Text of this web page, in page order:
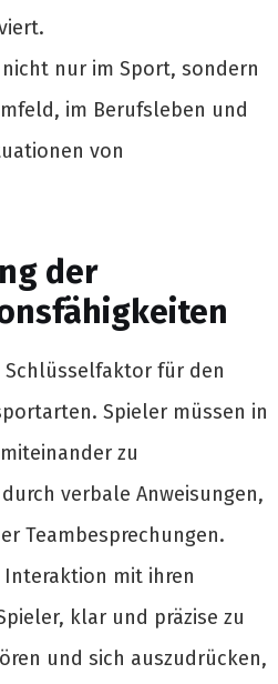
nur im Sport, sondern
im Berufsleben und
von
der
für den
Spieler müssen in
zu
verbale Anweisungen,
Teambesprechungen.
Interaktion mit ihren
klar und präzise zu
und sich auszudrücken,